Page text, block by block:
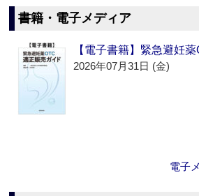
書籍・電子メディア
【電子書籍】緊急避妊
2026年07月31日 (金)
電子